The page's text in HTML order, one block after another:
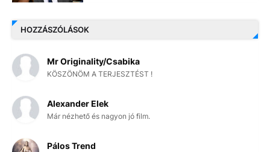
HOZZÁSZÓLÁSOK
Mr Originality/Csabika
KÖSZÖNÖM A TERJESZTÉST !
Alexander Elek
Már nézhető és nagyon jó film.
Pálos Trend